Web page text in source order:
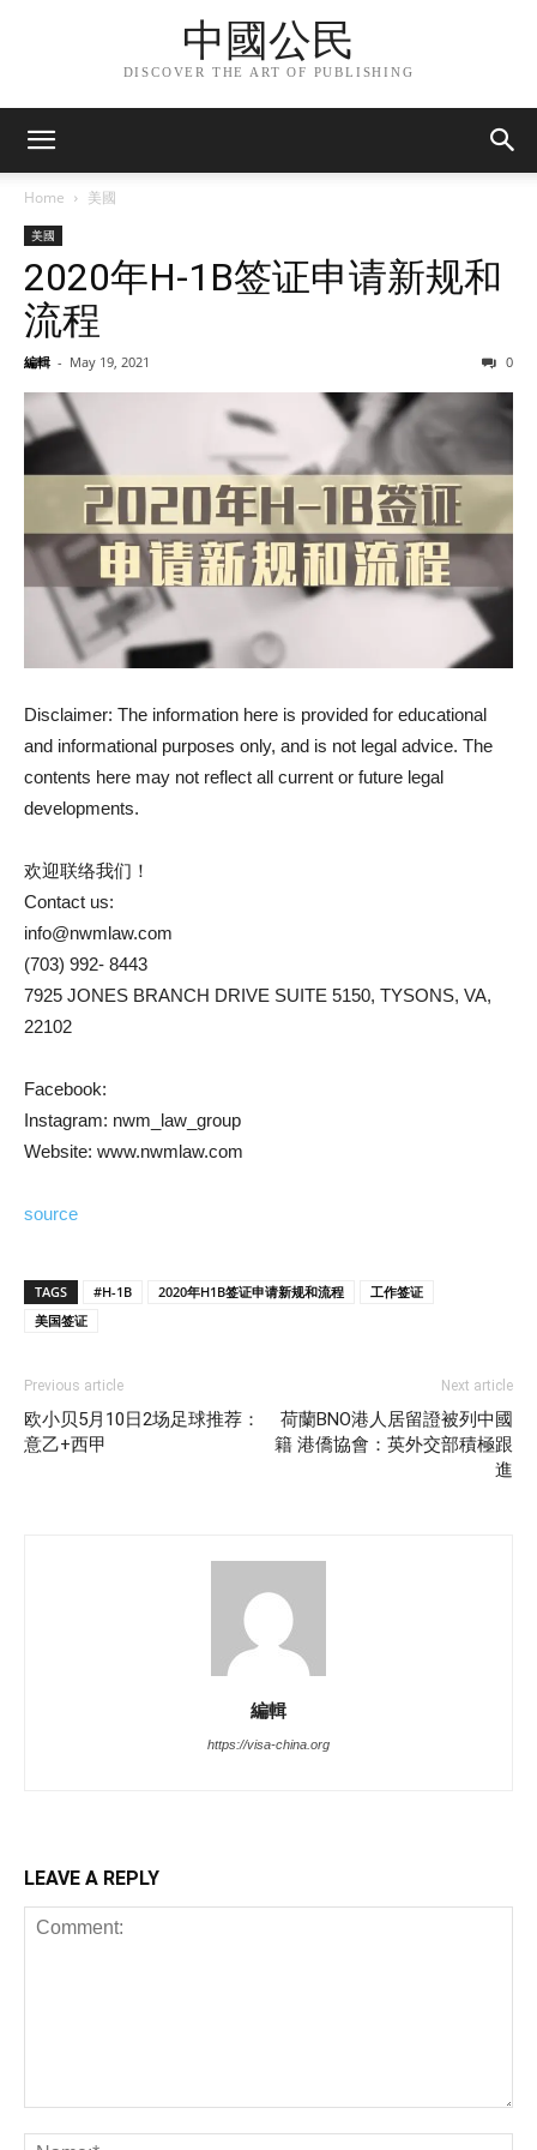
中國公民
DISCOVER THE ART OF PUBLISHING
Home 美國
美國
2020年H-1B签证申请新规和
流程
編輯 - May 19, 2021 0
Disclaimer: The information here is provided for educational
and informational purposes only, and is not legal advice. The
contents here may not reflect all current or future legal
developments.
欢迎联络我们！
Contact us:
info@nwmlaw.com
(703) 992- 8443
7925 JONES BRANCH DRIVE SUITE 5150, TYSONS, VA,
22102
Facebook:
Instagram: nwm_law_group
Website: www.nwmlaw.com
source
TAGS #H-1B 2020年H1B签证申请新规和流程
工作签证
美国签证
Previous article
欧小贝5月10日2场足球推荐：
意乙+西甲
Next article
荷蘭BNO港人居留證被列中國
籍 港僑協會：英外交部積極跟
進
編輯
https://visa-china.org
LEAVE A REPLY